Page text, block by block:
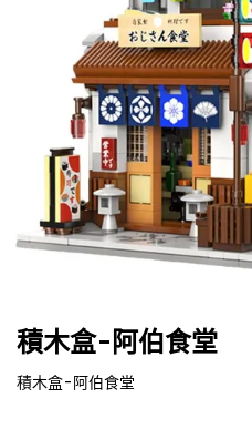
積木盒-阿伯食堂
積木盒-阿伯食堂